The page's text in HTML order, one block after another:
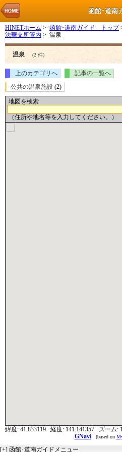
函館･道南
HINETホーム > 函館･道南ガイド トップ
法華支所管内 > 温泉
温泉 (2 件)
上のカテゴリへ
記事の一覧へ
公共の温泉施設 (2)
地図を検索
（住所や地名等を入力してください。）
緯度: 41.833119 経度: 141.141357 ズーム:
GNavi
(based on
[+] 函館･道南ガイドメニュー